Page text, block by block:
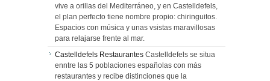
vive a orillas del Mediterráneo, y en Castelldefels,
el plan perfecto tiene nombre propio: chiringuitos.
Espacios con música y unas vsistas maravillosas
para relajarse frente al mar.
Castelldefels Restaurantes Castelldefels se situa
enntre las 5 poblaciones españolas con más
restaurantes y recibe distinciones que la